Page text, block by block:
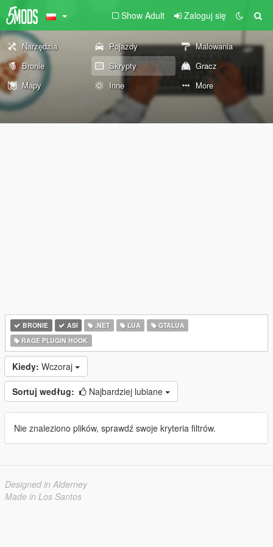
Show Adult Zaloguj się
Narzędzia Pojazdy
Malowania
Bronie
Skrypty
Gracz
Mapy
Inne More
BRONIE ASI .NET LUA
GTALUA
RAGE PLUGIN HOOK
Kiedy: Wczoraj
Sortuj według: Najbardziej lubiane
Nie znaleziono plików, sprawdź swoje kryteria filtrów.
Designed in Alderney
Made in Los Santos